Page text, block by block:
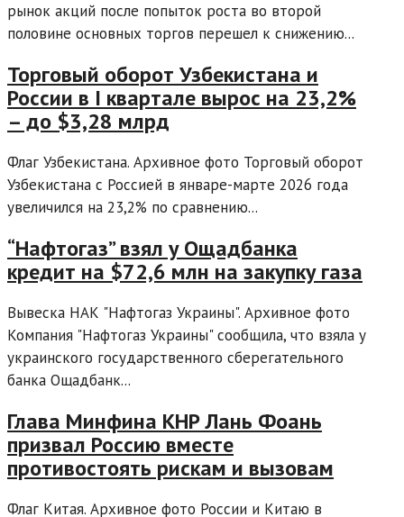
рынок акций после попыток роста во второй
половине основных торгов перешел к снижению...
Торговый оборот Узбекистана и
России в I квартале вырос на 23,2%
– до $3,28 млрд
Флаг Узбекистана. Архивное фото Торговый оборот
Узбекистана с Россией в январе-марте 2026 года
увеличился на 23,2% по сравнению...
“Нафтогаз” взял у Ощадбанка
кредит на $72,6 млн на закупку газа
Вывеска НАК "Нафтогаз Украины". Архивное фото
Компания "Нафтогаз Украины" сообщила, что взяла у
украинского государственного сберегательного
банка Ощадбанк...
Глава Минфина КНР Лань Фоань
призвал Россию вместе
противостоять рискам и вызовам
Флаг Китая. Архивное фото России и Китаю в